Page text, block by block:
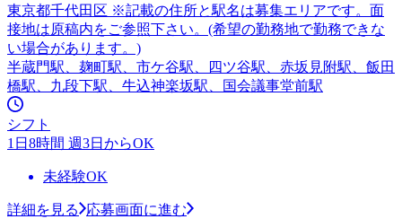
東京都千代田区 ※記載の住所と駅名は募集エリアです。面
接地は原稿内をご参照下さい。(希望の勤務地で勤務できな
い場合があります。)
半蔵門駅、麹町駅、市ケ谷駅、四ツ谷駅、赤坂見附駅、飯田
橋駅、九段下駅、牛込神楽坂駅、国会議事堂前駅
シフト
1日8時間 週3日からOK
未経験OK
詳細を見る
応募画面に進む